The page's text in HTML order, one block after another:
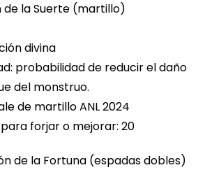
de la Suerte (martillo)
divina
probabilidad de reducir el daño
del monstruo.
de martillo ANL 2024
forjar o mejorar: 20
de la Fortuna (espadas dobles)